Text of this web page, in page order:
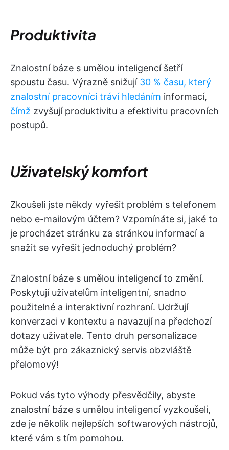
Produktivita
Znalostní báze s umělou inteligencí šetří
spoustu času. Výrazně snižují 30 % času, který
znalostní pracovníci tráví hledáním informací,
čímž zvyšují produktivitu a efektivitu pracovních
postupů.
Uživatelský komfort
Zkoušeli jste někdy vyřešit problém s telefonem
nebo e-mailovým účtem? Vzpomínáte si, jaké to
je procházet stránku za stránkou informací a
snažit se vyřešit jednoduchý problém?
Znalostní báze s umělou inteligencí to změní.
Poskytují uživatelům inteligentní, snadno
použitelné a interaktivní rozhraní. Udržují
konverzaci v kontextu a navazují na předchozí
dotazy uživatele. Tento druh personalizace
může být pro zákaznický servis obzvláště
přelomový!
Pokud vás tyto výhody přesvědčily, abyste
znalostní báze s umělou inteligencí vyzkoušeli,
zde je několik nejlepších softwarových nástrojů,
které vám s tím pomohou.